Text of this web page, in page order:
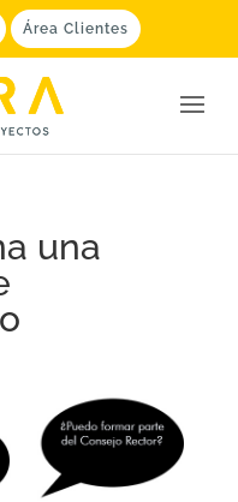
Área Clientes
una